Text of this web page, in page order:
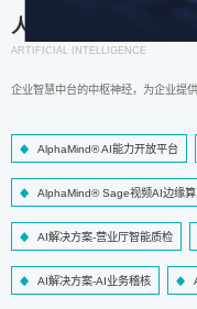
人工智能
ARTIFICIAL INTELLIGENCE
企业智慧中台的中枢神经，为企业提
AlphaMind® AI能力开放平台
AlphaMind® Sage视频AI边缘算
AI解决方案-营业厅智能质检
AI解决方案-AI业务稽核